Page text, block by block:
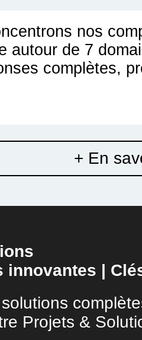
nos
autour de 7
complètes,
+ En
innovantes |
Projets &